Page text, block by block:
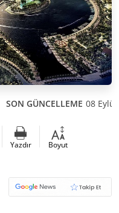
SON GÜNCELLEME 08
Yazdır Boyut